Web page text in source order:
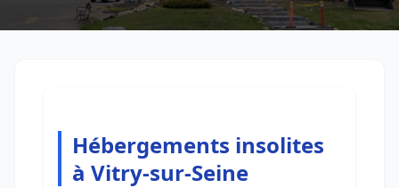
Hébergements insolites
à Vitry-sur-Seine